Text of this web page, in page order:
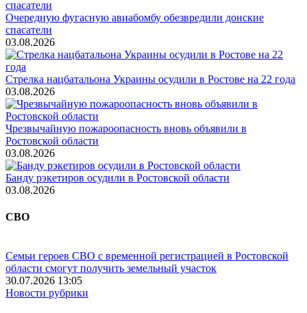
Очередную фугасную авиабомбу обезвредили донские
спасатели
03.08.2026
Стрелка нацбатальона Украины осудили в Ростове на 22 года
03.08.2026
Чрезвычайную пожароопасность вновь объявили в
Ростовской области
03.08.2026
Банду рэкетиров осудили в Ростовской области
03.08.2026
СВО
Семьи героев СВО с временной регистрацией в Ростовской
области смогут получить земельный участок
30.07.2026 13:05
Новости рубрики